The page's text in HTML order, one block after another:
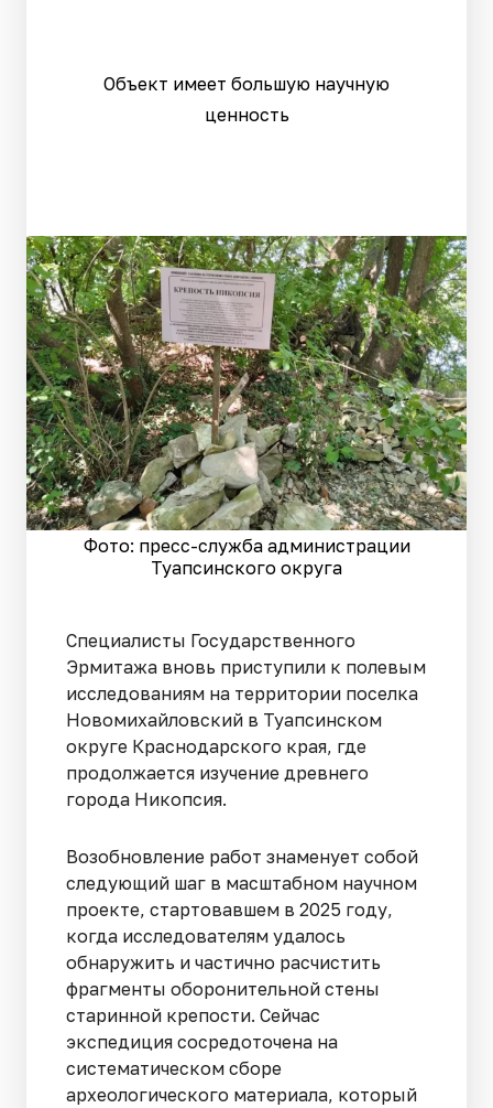
Объект имеет большую научную
ценность
Фото: пресс-служба администрации
Туапсинского округа
Специалисты Государственного
Эрмитажа вновь приступили к полевым
исследованиям на территории поселка
Новомихайловский в Туапсинском
округе Краснодарского края, где
продолжается изучение древнего
города Никопсия.
Возобновление работ знаменует собой
следующий шаг в масштабном научном
проекте, стартовавшем в 2025 году,
когда исследователям удалось
обнаружить и частично расчистить
фрагменты оборонительной стены
старинной крепости. Сейчас
экспедиция сосредоточена на
систематическом сборе
археологического материала, который